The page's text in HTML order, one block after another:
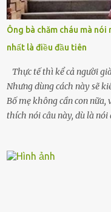
ai thân thiết đến mức có
bận rộn với gia đình riêng
xuân vào người chồng ấy
chiếc xe buýt cuối ngày,
Ông bà chăm cháu mà
nhất là điều đầu tiên
Thực tế thì kể cả người
Nhưng dùng cách này sẽ
Bố mẹ không cần con
thích nói câu này, dù là nói
khuyên nhủ con thật cẩn